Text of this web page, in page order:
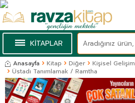
KİTAPLAR
Anasayfa Kitap Diğer
Kişisel Gelişim
Üstadı Tanımlamak / Ramtha